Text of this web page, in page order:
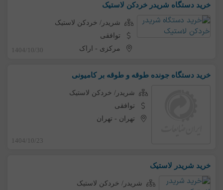
خرید دستگاه شریدر خردکن لاستیک
شریدر/ خردکن لاستیک
توافقی
مرکزی - اراک 1404/10/30
خرید دستگاه جونده طوقه و طوقه بر کامیونی
شریدر/ خردکن لاستیک
توافقی
تهران - تهران
1404/10/23
خرید شریدر لاستیک
شریدر/ خردکن لاستیک